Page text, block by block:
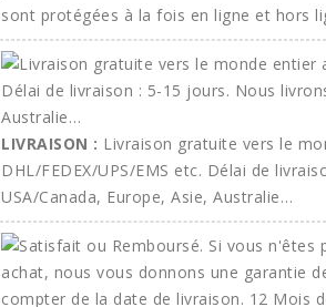
sont protégées à la fois en ligne et hors
LIVRAISON : Livraison gratuite vers le
DHL/FEDEX/UPS/EMS etc. Délai de
USA/Canada, Europe, Asie, Australie…